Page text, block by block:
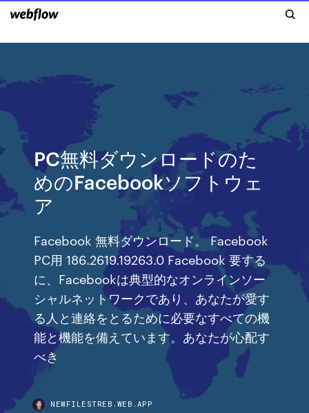
PC無料ダウンロードのた
めのFacebookソフトウェ
ア
Facebook 無料ダウンロード。 Facebook
PC用 186.2619.19263.0 Facebook 要する
に、Facebookは典型的なオンラインソー
シャルネットワークであり、あなたが愛す
る人と連絡をとるために必要なすべての機
能と機能を備えています。あなたが心配す
べき
NEWFILESTREB.WEB.APP